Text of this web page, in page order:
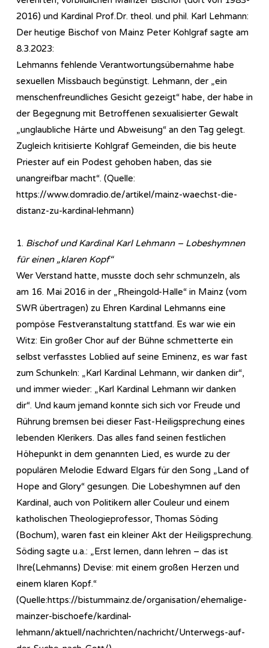
2016) und Kardinal Prof.Dr. theol. und phil. Karl Lehmann:
Der heutige Bischof von Mainz Peter Kohlgraf sagte am
8.3.2023:
Lehmanns fehlende Verantwortungsübernahme habe
sexuellen Missbauch begünstigt. Lehmann, der „ein
menschenfreundliches Gesicht gezeigt“ habe, der habe in
der Begegnung mit Betroffenen sexualisierter Gewalt
„unglaubliche Härte und Abweisung“ an den Tag gelegt.
Zugleich kritisierte Kohlgraf Gemeinden, die bis heute
Priester auf ein Podest gehoben haben, das sie
unangreifbar macht“. (Quelle:
https://www.domradio.de/artikel/mainz-waechst-die-
distanz-zu-kardinal-lehmann)
1. Bischof und Kardinal Karl Lehmann – Lobeshymnen
für einen „klaren Kopf“
Wer Verstand hatte, musste doch sehr schmunzeln, als
am 16. Mai 2016 in der „Rheingold-Halle“ in Mainz (vom
SWR übertragen) zu Ehren Kardinal Lehmanns eine
pompöse Festveranstaltung stattfand. Es war wie ein
Witz: Ein großer Chor auf der Bühne schmetterte ein
selbst verfasstes Loblied auf seine Eminenz, es war fast
zum Schunkeln: „Karl Kardinal Lehmann, wir danken dir“,
und immer wieder: „Karl Kardinal Lehmann wir danken
dir“. Und kaum jemand konnte sich sich vor Freude und
Rührung bremsen bei dieser Fast-Heiligsprechung eines
lebenden Klerikers. Das alles fand seinen festlichen
Höhepunkt in dem genannten Lied, es wurde zu der
populären Melodie Edward Elgars für den Song „Land of
Hope and Glory“ gesungen. Die Lobeshymnen auf den
Kardinal, auch von Politikern aller Couleur und einem
katholischen Theologieprofessor, Thomas Söding
(Bochum), waren fast ein kleiner Akt der Heiligsprechung.
Söding sagte u.a.: „Erst lernen, dann lehren – das ist
Ihre(Lehmanns) Devise: mit einem großen Herzen und
einem klaren Kopf.“
(Quelle:https://bistummainz.de/organisation/ehemalige-
mainzer-bischoefe/kardinal-
lehmann/aktuell/nachrichten/nachricht/Unterwegs-auf-